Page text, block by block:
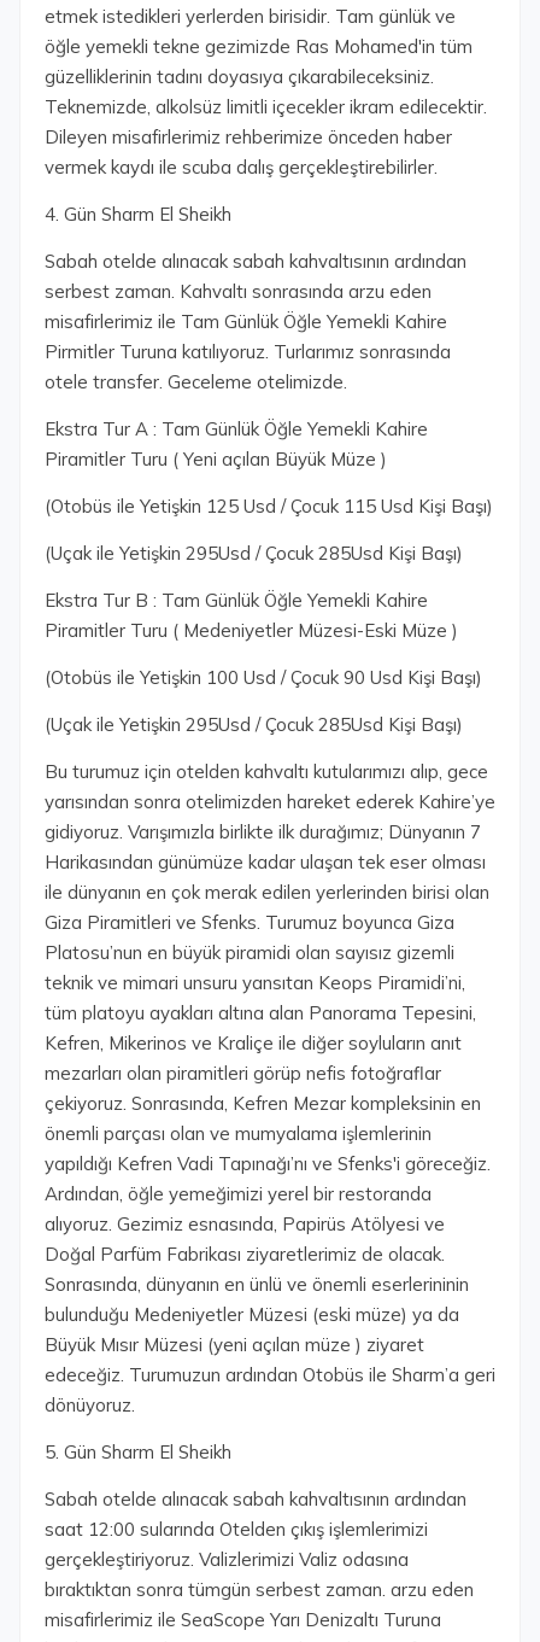
etmek istedikleri yerlerden birisidir. Tam günlük ve
öğle yemekli tekne gezimizde Ras Mohamed'in tüm
güzelliklerinin tadını doyasıya çıkarabileceksiniz.
Teknemizde, alkolsüz limitli içecekler ikram edilecektir.
Dileyen misafirlerimiz rehberimize önceden haber
vermek kaydı ile scuba dalış gerçekleştirebilirler.
4. Gün Sharm El Sheikh
Sabah otelde alınacak sabah kahvaltısının ardından
serbest zaman. Kahvaltı sonrasında arzu eden
misafirlerimiz ile Tam Günlük Öğle Yemekli Kahire
Pirmitler Turuna katılıyoruz. Turlarımız sonrasında
otele transfer. Geceleme otelimizde.
Ekstra Tur A : Tam Günlük Öğle Yemekli Kahire
Piramitler Turu ( Yeni açılan Büyük Müze )
(Otobüs ile Yetişkin 125 Usd / Çocuk 115 Usd Kişi Başı)
(Uçak ile Yetişkin 295Usd / Çocuk 285Usd Kişi Başı)
Ekstra Tur B : Tam Günlük Öğle Yemekli Kahire
Piramitler Turu ( Medeniyetler Müzesi-Eski Müze )
(Otobüs ile Yetişkin 100 Usd / Çocuk 90 Usd Kişi Başı)
(Uçak ile Yetişkin 295Usd / Çocuk 285Usd Kişi Başı)
Bu turumuz için otelden kahvaltı kutularımızı alıp, gece
yarısından sonra otelimizden hareket ederek Kahire’ye
gidiyoruz. Varışımızla birlikte ilk durağımız; Dünyanın 7
Harikasından günümüze kadar ulaşan tek eser olması
ile dünyanın en çok merak edilen yerlerinden birisi olan
Giza Piramitleri ve Sfenks. Turumuz boyunca Giza
Platosu’nun en büyük piramidi olan sayısız gizemli
teknik ve mimari unsuru yansıtan Keops Piramidi’ni,
tüm platoyu ayakları altına alan Panorama Tepesini,
Kefren, Mikerinos ve Kraliçe ile diğer soyluların anıt
mezarları olan piramitleri görüp nefis fotoğraflar
çekiyoruz. Sonrasında, Kefren Mezar kompleksinin en
önemli parçası olan ve mumyalama işlemlerinin
yapıldığı Kefren Vadi Tapınağı’nı ve Sfenks'i göreceğiz.
Ardından, öğle yemeğimizi yerel bir restoranda
alıyoruz. Gezimiz esnasında, Papirüs Atölyesi ve
Doğal Parfüm Fabrikası ziyaretlerimiz de olacak.
Sonrasında, dünyanın en ünlü ve önemli eserlerininin
bulunduğu Medeniyetler Müzesi (eski müze) ya da
Büyük Mısır Müzesi (yeni açılan müze ) ziyaret
edeceğiz. Turumuzun ardından Otobüs ile Sharm’a geri
dönüyoruz.
5. Gün Sharm El Sheikh
Sabah otelde alınacak sabah kahvaltısının ardından
saat 12:00 sularında Otelden çıkış işlemlerimizi
gerçekleştiriyoruz. Valizlerimizi Valiz odasına
bıraktıktan sonra tümgün serbest zaman. arzu eden
misafirlerimiz ile SeaScope Yarı Denizaltı Turuna